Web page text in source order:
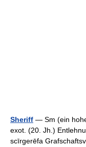
Sheriff — Sm (ein
exot. (20. Jh.)
scīrgerēfa